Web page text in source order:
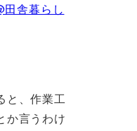
田舎暮らし
と、作業工
か言うわけ